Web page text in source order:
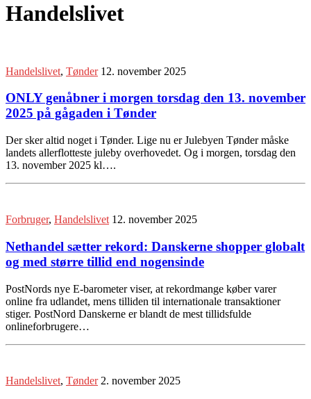
Handelslivet
Handelslivet, Tønder 12. november 2025
ONLY genåbner i morgen torsdag den 13. november
2025 på gågaden i Tønder
Der sker altid noget i Tønder. Lige nu er Julebyen Tønder måske
landets allerflotteste juleby overhovedet. Og i morgen, torsdag den
13. november 2025 kl….
Forbruger, Handelslivet 12. november 2025
Nethandel sætter rekord: Danskerne shopper globalt
og med større tillid end nogensinde
PostNords nye E-barometer viser, at rekordmange køber varer
online fra udlandet, mens tilliden til internationale transaktioner
stiger. PostNord Danskerne er blandt de mest tillidsfulde
onlineforbrugere…
Handelslivet, Tønder 2. november 2025